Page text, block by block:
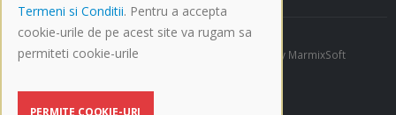
Termeni si Conditii. Pentru a accepta
cookie-urile de pe acest site va rugam sa
permiteti cookie-urile
PERMITE COOKIE-URI
BLOG
©Copyright 2015-present i-Fashion.ro. Developed by MarmixSoft